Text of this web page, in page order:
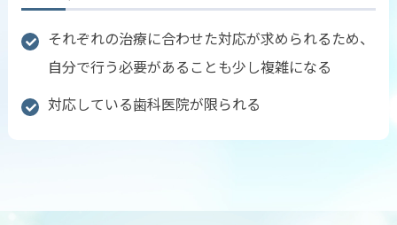
それぞれの治療に合わせた対応が求められるため、
自分で行う必要があることも少し複雑になる
対応している歯科医院が限られる